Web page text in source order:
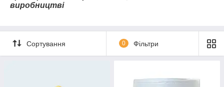
виробництві
Сортування 0 Фільтри